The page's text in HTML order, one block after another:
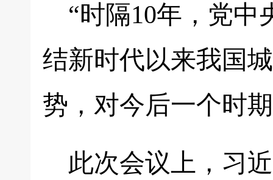
“时隔10年，党
结新时代以来我国
势，对今后一个时
此次会议上，习